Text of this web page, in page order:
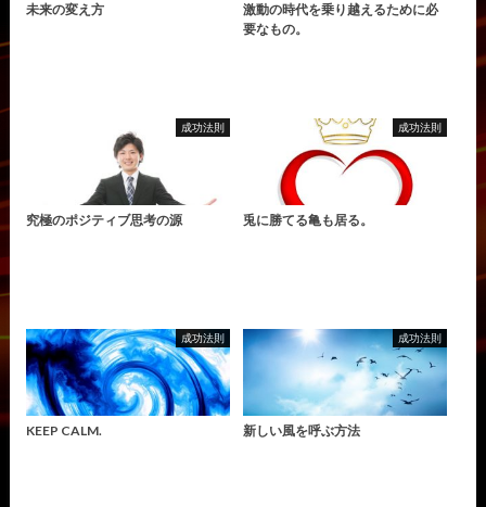
未来の変え方
激動の時代を乗り越えるために必
要なもの。
成功法則
究極のポジティブ思考の源
成功法則
兎に勝てる亀も居る。
成功法則
KEEP CALM.
成功法則
新しい風を呼ぶ方法